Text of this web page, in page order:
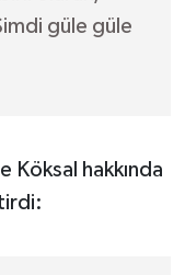
güle güle
Köksal hakkında